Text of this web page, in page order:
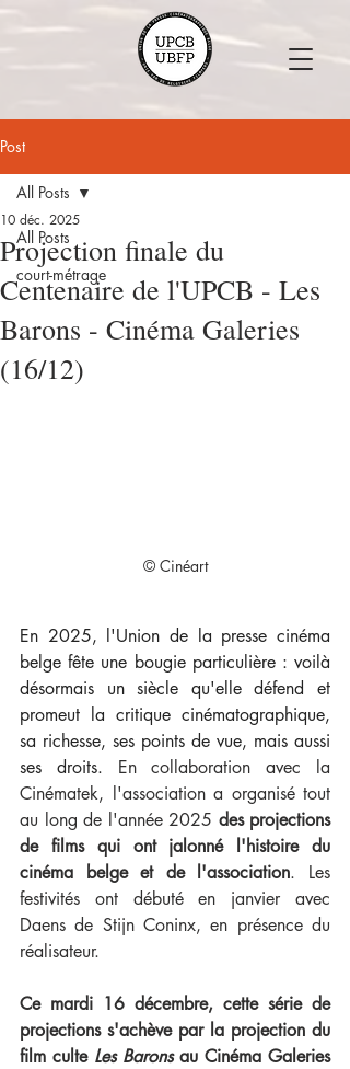
Post
All Posts
court-métrage
All Posts
Projection finale du
Centenaire de l'UPCB - Les
Barons - Cinéma Galeries
(16/12)
10 déc. 2025
© Cinéart
En 2025, l'Union de la presse cinéma
belge fête une bougie particulière : voilà
désormais un siècle qu'elle défend et
promeut la critique cinématographique,
sa richesse, ses points de vue, mais aussi
ses droits. En collaboration avec la
Cinématek, l'association a organisé tout
au long de l'année 2025 des projections
de films qui ont jalonné l'histoire du
cinéma belge et de l'association. Les
festivités ont débuté en janvier avec
Daens de Stijn Coninx, en présence du
réalisateur.
Ce mardi 16 décembre, cette série de
projections s'achève par la projection du
film culte Les Barons au Cinéma Galeries